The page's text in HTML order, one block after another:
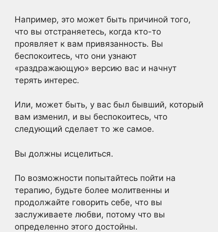
Например, это может быть причиной того,
что вы отстраняетесь, когда кто-то
проявляет к вам привязанность. Вы
беспокоитесь, что они узнают
«раздражающую» версию вас и начнут
терять интерес.
Или, может быть, у вас был бывший, который
вам изменил, и вы беспокоитесь, что
следующий сделает то же самое.
Вы должны исцелиться.
По возможности попытайтесь пойти на
терапию, будьте более молитвенны и
продолжайте говорить себе, что вы
заслуживаете любви, потому что вы
определенно этого достойны.